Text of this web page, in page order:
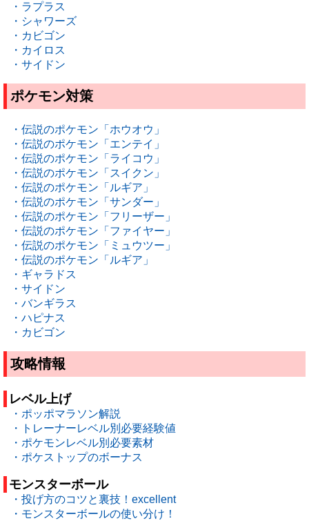
・ラプラス
・シャワーズ
・カビゴン
・カイロス
・サイドン
ポケモン対策
・伝説のポケモン「ホウオウ」
・伝説のポケモン「エンテイ」
・伝説のポケモン「ライコウ」
・伝説のポケモン「スイクン」
・伝説のポケモン「ルギア」
・伝説のポケモン「サンダー」
・伝説のポケモン「フリーザー」
・伝説のポケモン「ファイヤー」
・伝説のポケモン「ミュウツー」
・伝説のポケモン「ルギア」
・ギャラドス
・サイドン
・バンギラス
・ハピナス
・カビゴン
攻略情報
レベル上げ
・ポッポマラソン解説
・トレーナーレベル別必要経験値
・ポケモンレベル別必要素材
・ポケストップのボーナス
モンスターボール
・投げ方のコツと裏技！excellent
・モンスターボールの使い分け！